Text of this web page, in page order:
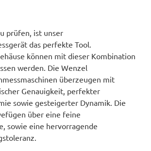
prüfen, ist unser
das perfekte Tool.
können mit dieser Kombination
werden. Die Wenzel
überzeugen mit
Genauigkeit, perfekter
sowie gesteigerter Dynamik. Die
über eine feine
sowie eine hervorragende